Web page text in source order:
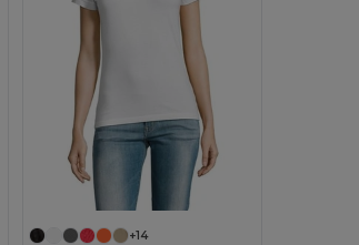
+14